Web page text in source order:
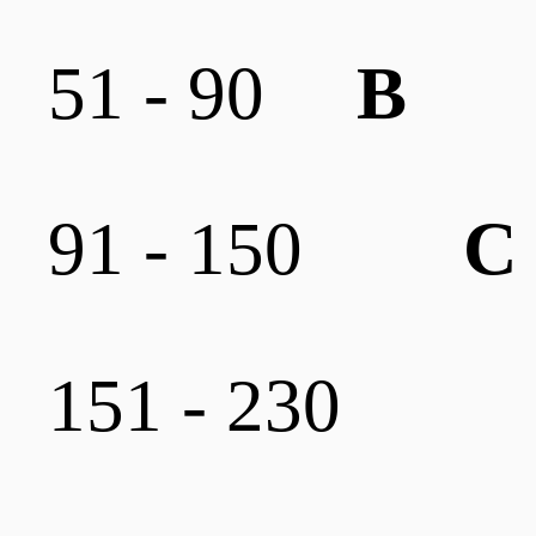
B
51 - 90
C
91 - 150
151 - 230